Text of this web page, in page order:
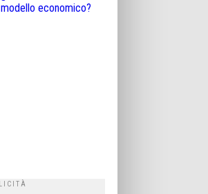
modello economico?